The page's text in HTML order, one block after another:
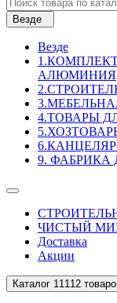
Везде
Везде
АЛЮМИНИЯ
4.ТОВАРЫ
9. ФАБРИКА
ЧИСТЫЙ
Доставка
Акции
Каталог 11112